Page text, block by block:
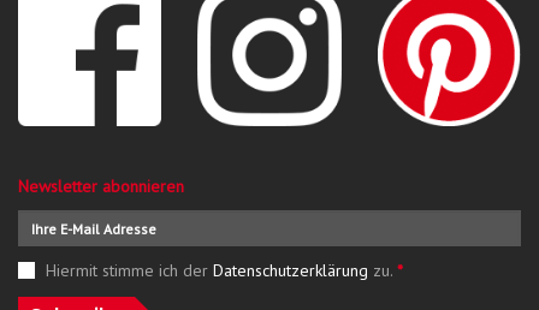
Newsletter abonnieren
Hiermit stimme ich der Datenschutzerklärung zu. *